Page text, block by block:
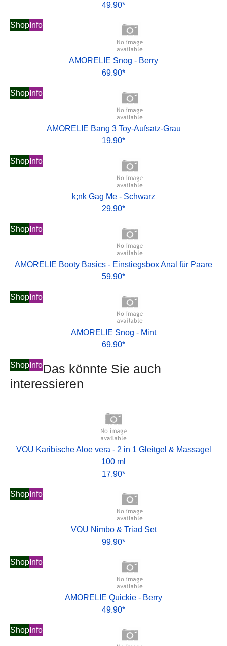
49.90*
Shop Info
AMORELIE Snog - Berry
69.90*
Shop Info
AMORELIE Bang 3 Toy-Aufsatz-Grau
19.90*
Shop Info
k;nk Gag Me - Schwarz
29.90*
Shop Info
AMORELIE Booty Basics - Einstiegsbox Anal für Paare
59.90*
Shop Info
AMORELIE Snog - Mint
69.90*
Shop InfoDas könnte Sie auch
interessieren
VOU Karibische Aloe vera - 2 in 1 Gleitgel & Massagel
100 ml
17.90*
Shop Info
VOU Nimbo & Triad Set
99.90*
Shop Info
AMORELIE Quickie - Berry
49.90*
Shop Info